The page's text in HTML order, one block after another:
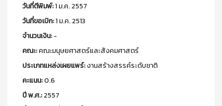
วันที่ตีพิมพ์:1 ม.ค. 2557
วันที่ขอเบิก:1 ม.ค. 2513
จำนวนเงิน:-
คณะ:คณะมนุษยศาสตร์และสังคมศาสตร์
ประเภทแหล่งเผยแพร์:งานสร้างสรรค์ระดับชาติ
คะแนน:0.6
ปี พ.ศ.:2557